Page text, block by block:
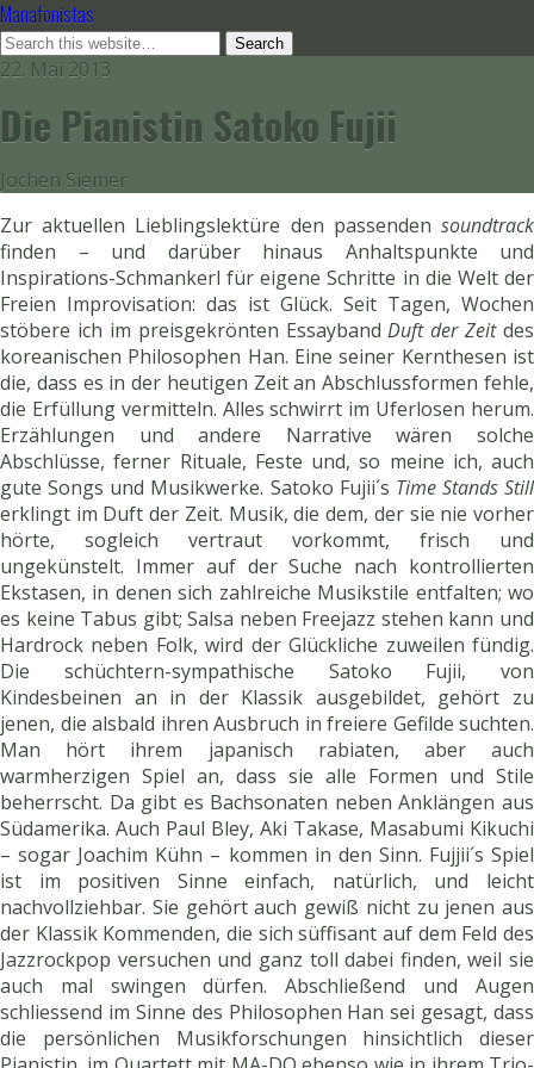
Manafonistas
22. Mai 2013
Die Pianistin Satoko Fujii
Jochen Siemer
Zur aktuellen Lieblingslektüre den passenden soundtrack
finden – und darüber hinaus Anhaltspunkte und
Inspirations-Schmankerl für eigene Schritte in die Welt der
Freien Improvisation: das ist Glück. Seit Tagen, Wochen
stöbere ich im preisgekrönten EssaybandDuft der Zeitdes
koreanischen Philosophen Han. Eine seiner Kernthesen ist
die, dass es in der heutigen Zeit an Abschlussformen fehle,
die Erfüllung vermitteln. Alles schwirrt im Uferlosen herum.
Erzählungen und andere Narrative wären solche
Abschlüsse, ferner Rituale, Feste und, so meine ich, auch
gute Songs und Musikwerke. Satoko Fujii´s Time Stands Still
erklingt im Duft der Zeit. Musik, die dem, der sie nie vorher
hörte, sogleich vertraut vorkommt, frisch und
ungekünstelt. Immer auf der Suche nach kontrollierten
Ekstasen, in denen sich zahlreiche Musikstile entfalten; wo
es keine Tabus gibt; Salsa neben Freejazz stehen kann und
Hardrock neben Folk, wird der Glückliche zuweilen fündig.
Die schüchtern-sympathische Satoko Fujii, von
Kindesbeinen an in der Klassik ausgebildet, gehört zu
jenen, die alsbald ihren Ausbruch in freiere Gefilde suchten.
Man hört ihrem japanisch rabiaten, aber auch
warmherzigen Spiel an, dass sie alle Formen und Stile
beherrscht. Da gibt es Bachsonaten neben Anklängen aus
Südamerika. Auch Paul Bley, Aki Takase, Masabumi Kikuchi
– sogar Joachim Kühn – kommen in den Sinn. Fujjii´s Spiel
ist im positiven Sinne einfach, natürlich, und leicht
nachvollziehbar. Sie gehört auch gewiß nicht zu jenen aus
der Klassik Kommenden, die sich süffisant auf dem Feld des
Jazzrockpop versuchen und ganz toll dabei finden, weil sie
auch mal swingen dürfen. Abschließend und Augen
schliessend im Sinne des Philosophen Han sei gesagt, dass
die persönlichen Musikforschungen hinsichtlich dieser